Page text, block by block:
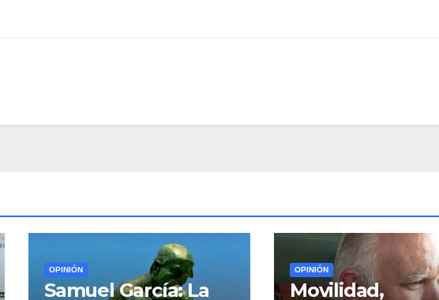
OPINIÓN
Samuel García: La
OPINIÓN
Movilidad,